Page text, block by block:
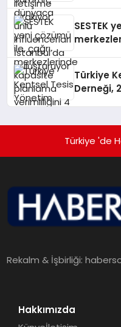
SESTEK
Türkiye
Derneği,
Türkiye 'de
Rekalm & İşbirliği:
Hakkımızda